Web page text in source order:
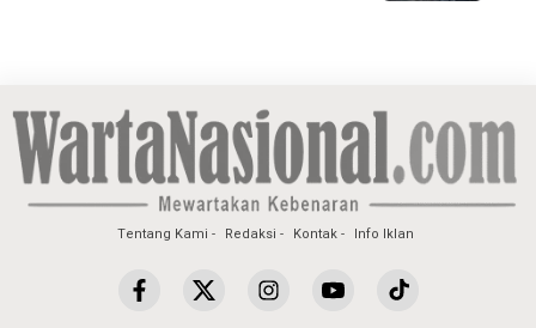
Tentang Kami Redaksi Kontak Info Iklan